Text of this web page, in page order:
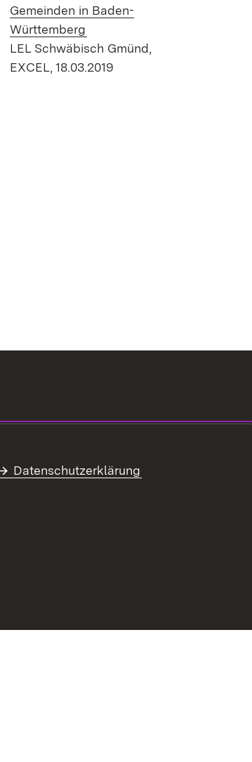
Gemeinden in Baden-
Württemberg
LEL Schwäbisch Gmünd,
EXCEL, 18.03.2019
Datenschutzerklärung